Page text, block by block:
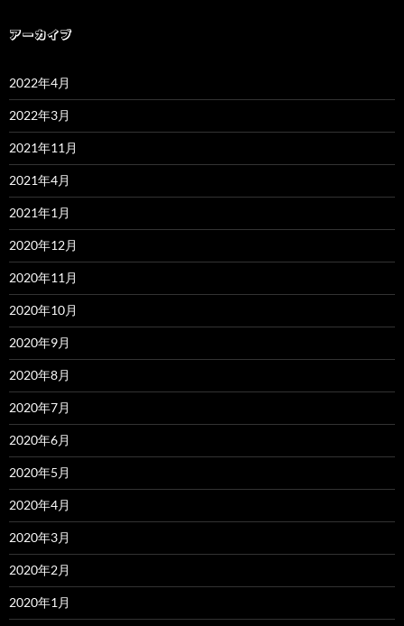
アーカイブ
2022年4月
2022年3月
2021年11月
2021年4月
2021年1月
2020年12月
2020年11月
2020年10月
2020年9月
2020年8月
2020年7月
2020年6月
2020年5月
2020年4月
2020年3月
2020年2月
2020年1月